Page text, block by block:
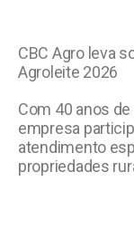
CBC Agro leva
Agroleite 2026
Com 40 anos
empresa
atendimento
propriedades